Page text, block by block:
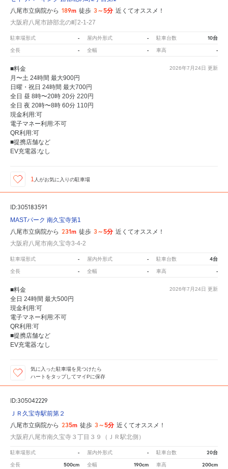
八尾市立病院から 189m 徒歩 3～5分 近くてオススメ！
大阪府八尾市跡部北の町2-1-27
駐車場形式 - 屋内外形式 - 駐車台数 10台
全長 - 全幅 - 車高 -
2026年7月24日 更新
■料金
月〜土 24時間 最大900円
日曜・祝日 24時間 最大700円
全日 昼 8時〜20時 20分 220円
全日 夜 20時〜8時 60分 110円
現金利用:可
電子マネー利用:不可
QR利用:可
■提携店舗など
EV充電器:なし
1 人がお気に入りの駐車場
ID:305183591
MASTパーク 南久宝寺第1
八尾市立病院から 231m 徒歩 3～5分 近くてオススメ！
大阪府八尾市南久宝寺3-4-2
駐車場形式 - 屋内外形式 - 駐車台数 4台
全長 - 全幅 - 車高 -
2026年7月24日 更新
■料金
全日 24時間 最大500円
現金利用:可
電子マネー利用:不可
QR利用:可
■提携店舗など
EV充電器:なし
気に入った駐車場を見つけたら
ハートをタップしてマイPに保存
ID:305042229
ＪＲ久宝寺駅前第２
八尾市立病院から 235m 徒歩 3～5分 近くてオススメ！
大阪府八尾市南久宝寺３丁目３９（ＪＲ駅北側）
駐車場形式 - 屋内外形式 - 駐車台数 20台
全長 500cm 全幅 190cm 車高 200cm